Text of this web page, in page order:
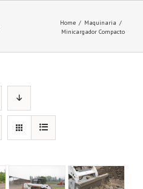
Home / Maquinaria /
Minicargador Compacto